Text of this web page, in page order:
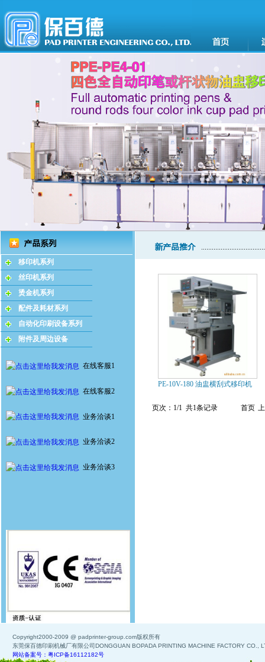
移印机系列
丝印机系列
烫金机系列
配件及耗材系列
自动化印刷设备系列
附件及周边设备
在线客服1
在线客服2
业务洽谈1
业务洽谈2
业务洽谈3
PE-10V-180 油盅横刮式移印机
页次：1/1 共1条记录 首页
Copyright2000-2009 @ padprinter-group.com版权所有
东莞保百德印刷机械厂有限公司DONGGUAN BOPADA PRINTING MACHINE FACTORY CO.,
网站备案号：粤ICP备16112182号